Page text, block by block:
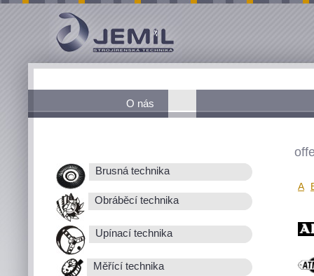
O nás
Brusná technika
Obráběcí technika
Upínací technika
Měřící technika
A